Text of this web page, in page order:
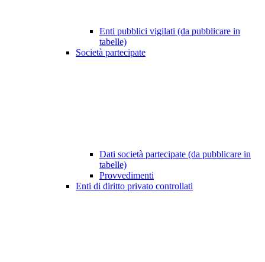
Enti pubblici vigilati (da pubblicare in
tabelle)
Società partecipate
Dati società partecipate (da pubblicare in
tabelle)
Provvedimenti
Enti di diritto privato controllati